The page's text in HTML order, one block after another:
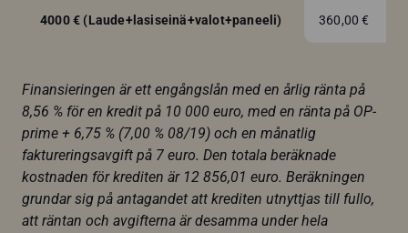
4000 € (Laude+lasiseinä+valot+paneeli) 360,00 €
Finansieringen är ett engångslån med en årlig ränta på
8,56 % för en kredit på 10 000 euro, med en ränta på OP-
prime + 6,75 % (7,00 % 08/19) och en månatlig
faktureringsavgift på 7 euro. Den totala beräknade
kostnaden för krediten är 12 856,01 euro. Beräkningen
grundar sig på antagandet att krediten utnyttjas till fullo,
att räntan och avgifterna är desamma under hela